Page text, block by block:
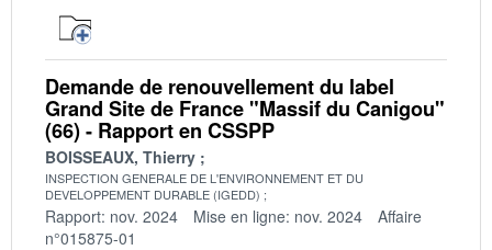
Demande de renouvellement du label
Grand Site de France "Massif du Canigou"
(66) - Rapport en CSSPP
BOISSEAUX, Thierry
INSPECTION GENERALE DE L'ENVIRONNEMENT ET DU
DEVELOPPEMENT DURABLE (IGEDD)
Rapport: nov. 2024 Mise en ligne: nov. 2024
Affaire
n°015875-01